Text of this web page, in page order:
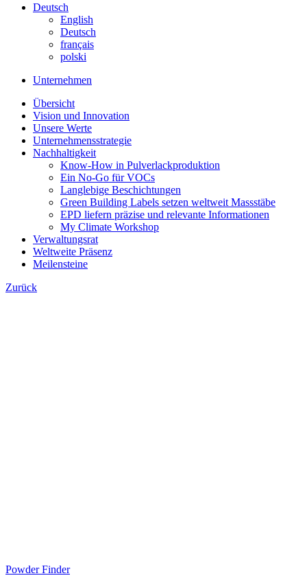
Deutsch
English
Deutsch
français
polski
Unternehmen
Übersicht
Vision und Innovation
Unsere Werte
Unternehmensstrategie
Nachhaltigkeit
Know-How in Pulverlackproduktion
Ein No-Go für VOCs
Langlebige Beschichtungen
Green Building Labels setzen weltweit Massstäbe
EPD liefern präzise und relevante Informationen
My Climate Workshop
Verwaltungsrat
Weltweite Präsenz
Meilensteine
Zurück
Powder Finder